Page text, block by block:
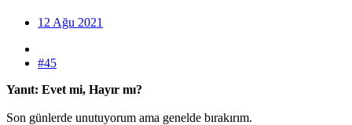
12 Ağu 2021
#45
Yanıt: Evet mi, Hayır mı?
Son günlerde unutuyorum ama genelde bırakırım.